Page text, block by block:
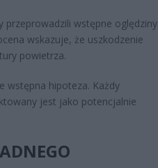
przeprowadzili wstępne oględziny
wskazuje, że uszkodzenie
powietrza.
wstępna hipoteza. Każdy
jest jako potencjalnie